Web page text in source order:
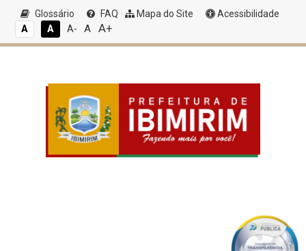
Glossário FAQ Mapa do Site
Acessibilidade
A
A A- A A+